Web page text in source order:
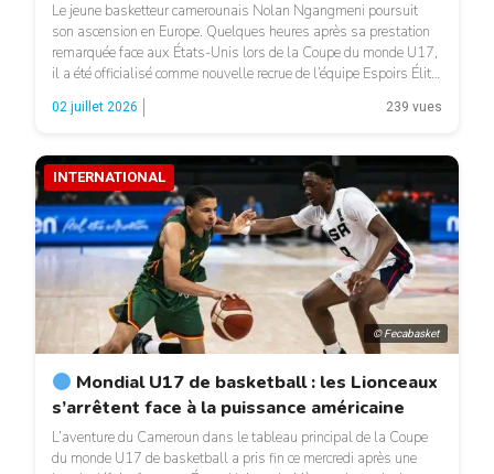
Le jeune basketteur camerounais Nolan Ngangmeni poursuit
son ascension en Europe. Quelques heures après sa prestation
remarquée face aux États-Unis lors de la Coupe du monde U17,
il a été officialisé comme nouvelle recrue de l’équipe Espoirs Élite
2 de Denain-Voltaire, en France. Formé à Saint-Charles
Charenton, le jeune international camerounais franchit ainsi une
02 juillet 2026 239 vues
© Fecabasket
INTERNATIONAL
Mondial U17 de basketball : les Lionceaux
s’arrêtent face à la puissance américaine
L’aventure du Cameroun dans le tableau principal de la Coupe
du monde U17 de basketball a pris fin ce mercredi après une